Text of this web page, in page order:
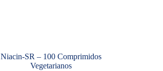
Niacin-SR – 100 Comprimidos
Vegetarianos